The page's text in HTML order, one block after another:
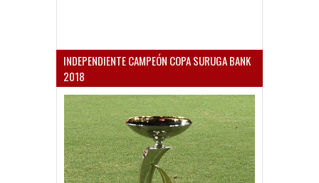
INDEPENDIENTE CAMPEÓN COPA SURUGA BANK
2018